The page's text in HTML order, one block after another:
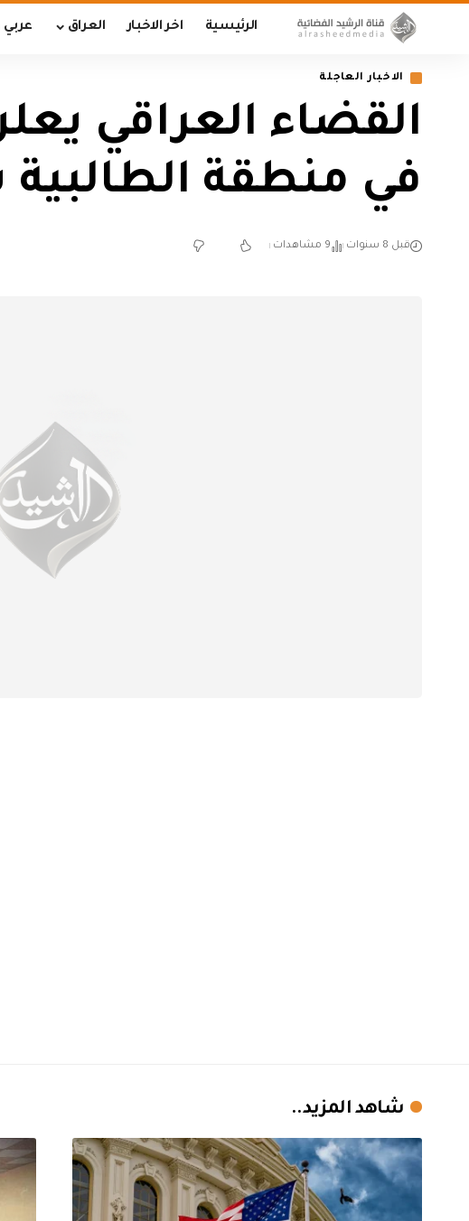
الرئيسية اخر الاخبار العراق عربي
الاخبار العاجلة
القضاء العراقي
في منطقة
قبل 8 سنوات 9 مشاهدات
شاهد المزيد..